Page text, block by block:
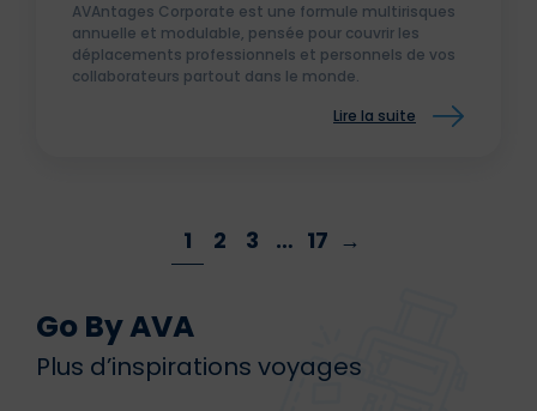
AVAntages Corporate est une formule multirisques
annuelle et modulable, pensée pour couvrir les
déplacements professionnels et personnels de vos
collaborateurs partout dans le monde.
Lire la suite
1 2 3 … 17 →
Go By AVA
Plus d’inspirations voyages